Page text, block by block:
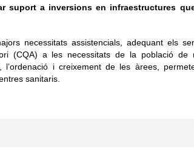
suport a inversions en infraestructures
necessitats assistencials, adequant els
(CQA) a les necessitats de la població de
l’ordenació i creixement de les àrees,
sanitaris.